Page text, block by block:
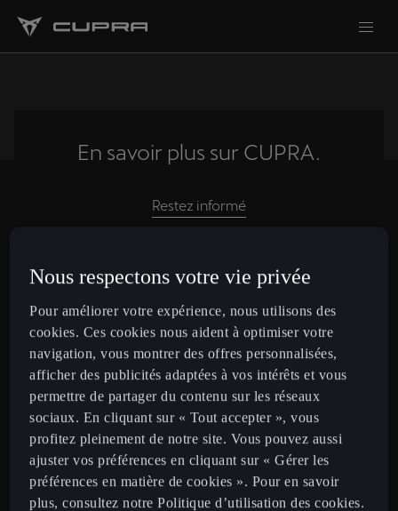
En savoir plus sur CUPRA.
Restez informé
Voitures
Nouvelle CUPRA Raval
Nouvelle CUPRA Born 2026
CUPRA Tavascan
CUPRA Terramar
CUPRA Formentor
Nous respectons votre vie privée
Pour améliorer votre expérience, nous utilisons des
cookies. Ces cookies nous aident à optimiser votre
navigation, vous montrer des offres personnalisées,
afficher des publicités adaptées à vos intérêts et vous
permettre de partager du contenu sur les réseaux
sociaux. En cliquant sur « Tout accepter », vous
profitez pleinement de notre site. Vous pouvez aussi
ajuster vos préférences en cliquant sur « Gérer les
préférences en matière de cookies ». Pour en savoir
plus, consultez notre Politique d’utilisation des cookies.